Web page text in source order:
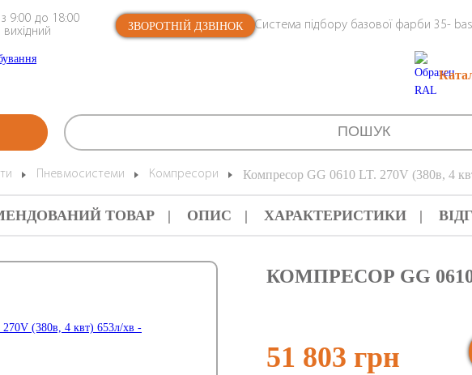
з 9:00 до 18:00
ЗВОРОТНІЙ ДЗВІНОК Система підбору базової фарби 35-
Пневмосистеми Компресори Компресор GG 0610 LT. 270V (380в, 4
ТОВАР ОПИС ХАРАКТЕРИСТИКИ
КОМПРЕСОР GG 0610
51 803 грн